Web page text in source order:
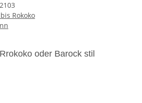
Rokoko
oder Barock stil